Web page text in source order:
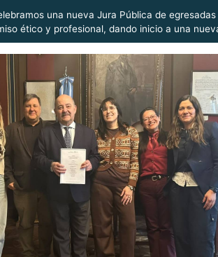
una nueva Jura Pública de
ético y profesional, dando inicio a una